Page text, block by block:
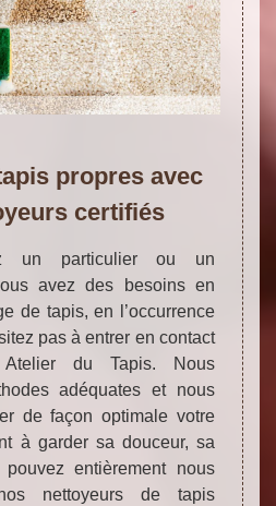
propres avec
certifiés
un particulier ou un
avez des besoins en
de tapis, en l’occurrence
pas à entrer en contact
Atelier du Tapis. Nous
adéquates et nous
de façon optimale votre
à garder sa douceur, sa
entièrement nous
nettoyeurs de tapis